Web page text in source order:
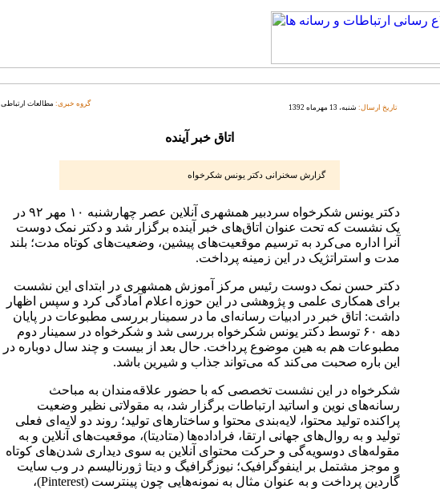
گروه خبری: مطالعات ارتباطی تاریخ ارسال: شنبه، 13 مهرماه 1392
اتاق خبر آینده
گزارش سخنرانی دکتر یونس شکرخواه
دکتر یونس شکرخواه سردبیر همشهری آنلاین عصر چهارشنبه ۱۰ مهر ۹۲ در
یک نشست که تحت عنوان اتاق‌های خبر آینده برگزار شد و دکتر نمک دوست
آنرا اداره می‌کرد به ترسیم موقعیت‌های پیشین، وضعیت‌های کوتاه‌ مدت؛ بلند
مدت و استراتژیک در این زمینه پرداخت.
دکتر حسن نمک‌ دوست رئیس مرکز آموزش همشهری در ابتدای این نشست
برای همکاری علمی و پژوهشی در این حوزه اعلام آمادگی کرد و سپس اظهار
داشت: اتاق خبر در ادبیات رسانه‌ای ما در سمینار بررسی مطبوعات در پایان
دهه ۶۰ توسط دکتر یونس شکرخواه بررسی شد و شکرخواه در سمینار دوم
مطبوعات هم به هین موضوع پرداخت. حال بعد از بیست و چند سال دوباره در
این باره صحبت می‌کند که می‌تواند جذاب و شیرین باشد.
شکرخواه در این نشست تخصصی که با حضور علاقه‌مندان به مباحث
رسانه‌های نوین و اساتید ارتباطات برگزار شد، به مقولاتی نظیر وضعیت
پراکنده تولید محتوا، لایه‌بندی محتوا و ساختارهای تولید؛ روند دو لایه‌‌ای فعلی
تولید و به روال‌های جهانی ارتقا، فراداده‌ها (متادیتا)، موقعیت‌های آنلاین و به
مقوله‌های دوسویه‌گی و حرکت محتوای آنلاین به سوی دیداری شدن‌های کوتاه
و موجز مشتمل بر اینفوگرافیک؛ نیوزگرافیگ و دیتا ژورنالیسم در وب سایت
گاردین پرداخت و به عنوان مثال به نمونه‌هایی چون پینترست (Pinterest)،